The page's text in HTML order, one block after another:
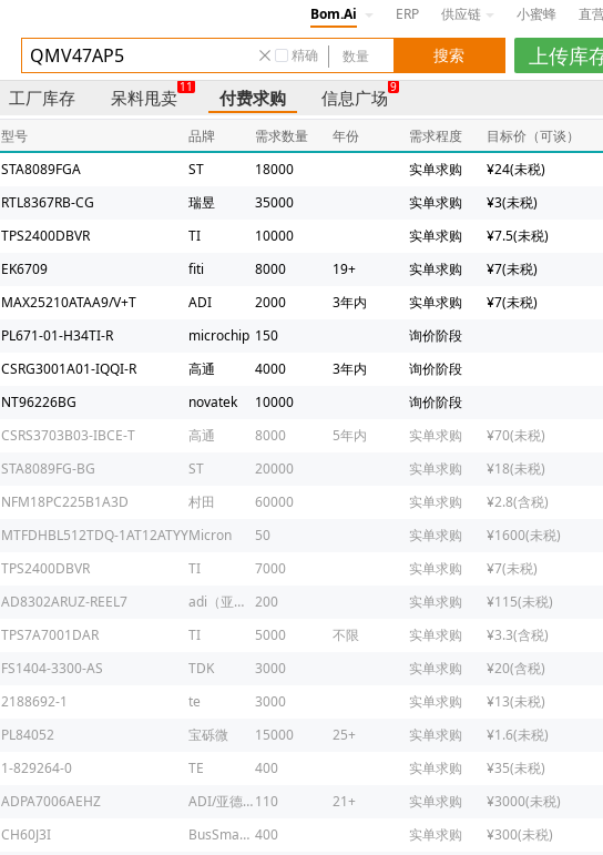
Bom.Ai ERP 供应链 小蜜蜂 直
精确
工厂库存 呆料甩卖
11
付费求购 信息广场
9
型号 品牌 需求数量 年份 需求程度 目标价（可谈）
STA8089FGA ST 18000 实单求购 ¥24(未税)
RTL8367RB-CG 瑞昱 35000 实单求购 ¥3(未税)
TPS2400DBVR TI 10000 实单求购 ¥7.5(未税)
EK6709 fiti 8000 19+ 实单求购 ¥7(未税)
MAX25210ATAA9/V+T ADI 2000 3年内 实单求购 ¥7(未税)
PL671-01-H34TI-R microchip 150 询价阶段
CSRG3001A01-IQQI-R 高通 4000 3年内 询价阶段
NT96226BG novatek 10000 询价阶段
CSRS3703B03-IBCE-T 高通 8000 5年内 实单求购 ¥70(未税)
STA8089FG-BG ST 20000 实单求购 ¥18(未税)
NFM18PC225B1A3D 村田 60000 实单求购 ¥2.8(含税)
MTFDHBL512TDQ-1AT12ATYYMicron 50 实单求购 ¥1600(未税)
TPS2400DBVR TI 7000 实单求购 ¥7(未税)
AD8302ARUZ-REEL7 adi（亚德诺） 200 实单求购 ¥115(未税)
TPS7A7001DAR TI 5000 不限 实单求购 ¥3.3(含税)
FS1404-3300-AS TDK 3000 实单求购 ¥20(含税)
2188692-1 te 3000 实单求购 ¥13(未税)
PL84052 宝砾微 15000 25+ 实单求购 ¥1.6(未税)
1-829264-0 TE 400 实单求购 ¥35(未税)
ADPA7006AEHZ ADI/亚德诺110 21+ 实单求购 ¥3000(未税)
CH60J3I BusSmaNN 400 实单求购 ¥300(未税)